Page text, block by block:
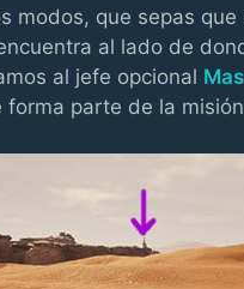
modos, que sepas que
al lado de
al jefe opcional
forma parte de la